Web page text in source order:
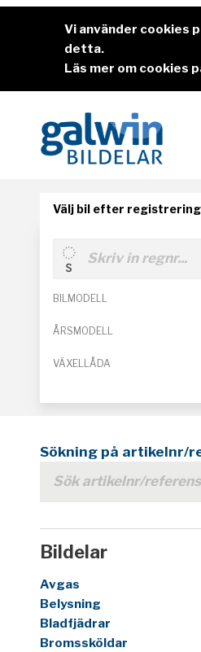
Vi använder cookies
detta.
Läs mer om cookies
Välj bil efter
BILMODELL
ÅRSMODELL
VÄXELLÅDA
Sökning på artikelnr/
Bildelar
Avgas
Belysning
Bladfjädrar
Bromssköldar